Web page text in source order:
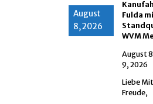
August
8, 2026
Fulda
WVM
August
9, 2026
Liebe
Freude,